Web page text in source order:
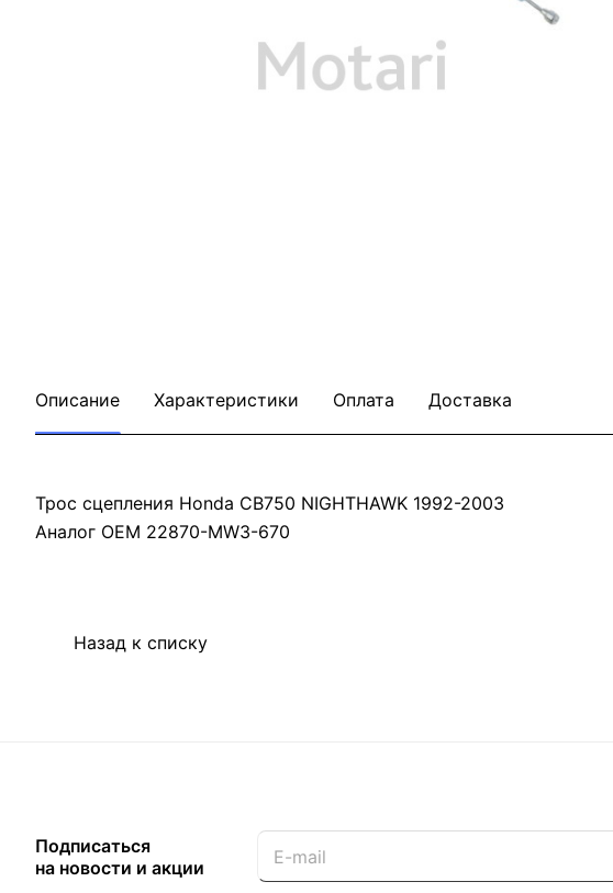
Описание Характеристики Оплата Доставка
Трос сцепления Honda CB750 NIGHTHAWK 1992-2003
Аналог OEM 22870-MW3-670
Назад к списку
Подписаться
на новости и акции